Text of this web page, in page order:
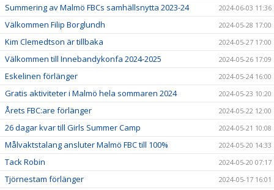
Summering av Malmö FBCs samhällsnytta 2023-24 2024-06-03 11:36
Välkommen Filip Borglundh 2024-05-28 17:00
Kim Clemedtson är tillbaka 2024-05-27 17:00
Välkommen till Innebandykonfa 2024-2025 2024-05-26 17:09
Eskelinen förlänger 2024-05-24 16:00
Gratis aktiviteter i Malmö hela sommaren 2024 2024-05-23 10:20
Årets FBC:are förlänger 2024-05-22 12:00
26 dagar kvar till Girls Summer Camp 2024-05-21 10:08
Målvaktstalang ansluter Malmö FBC till 100% 2024-05-20 14:33
Tack Robin 2024-05-20 07:17
Tjörnestam förlänger 2024-05-17 16:01